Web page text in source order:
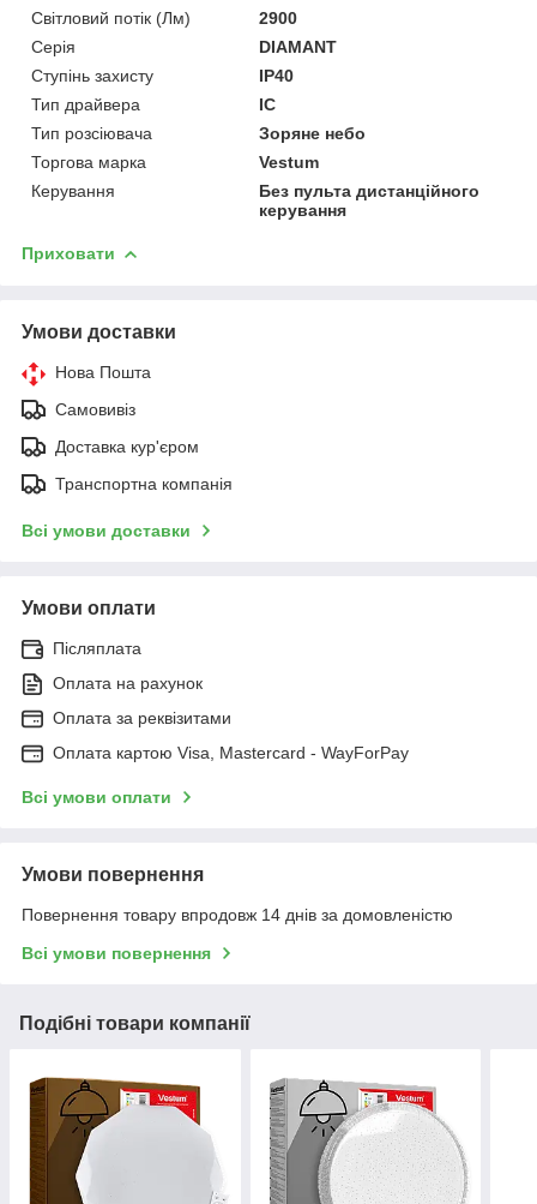
Світловий потік (Лм)
2900
Серія
DIAMANT
Ступінь захисту
IP40
Тип драйвера
IC
Тип розсіювача
Зоряне небо
Торгова марка
Vestum
Керування
Без пульта дистанційного
керування
Приховати
Умови доставки
Нова Пошта
Самовивіз
Доставка кур'єром
Транспортна компанія
Всі умови доставки
Умови оплати
Післяплата
Оплата на рахунок
Оплата за реквізитами
Оплата картою Visa, Mastercard - WayForPay
Всі умови оплати
Умови повернення
Повернення товару впродовж 14 днів за домовленістю
Всі умови повернення
Подібні товари компанії